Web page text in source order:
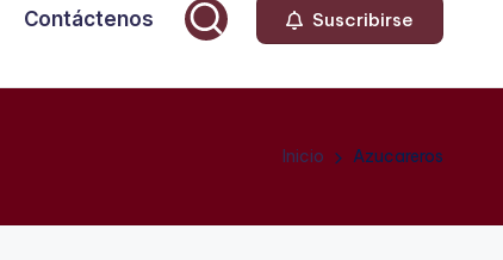
Contáctenos Suscribirse
Inicio Azucareros